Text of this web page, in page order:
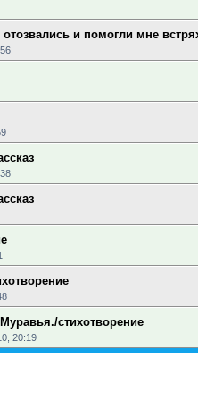
и помогли мне
стихотворение
20:19